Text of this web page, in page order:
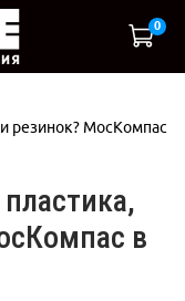
0
резинок? МосКомпас
в